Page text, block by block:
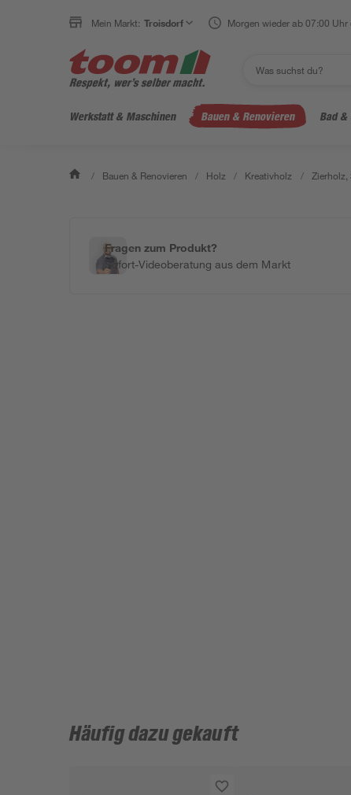
Mein Markt: Troisdorf Morgen wieder ab 07:00 Uhr
Werkstatt & Maschinen Bauen & Renovieren Bad &
/ Bauen & Renovieren / Holz / Kreativholz /
Fragen zum Produkt?
Sofort-Videoberatung aus dem Markt
Häufig dazu gekauft